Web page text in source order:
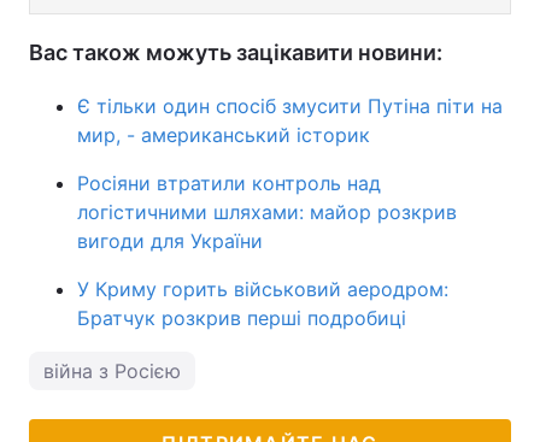
Вас також можуть зацікавити новини:
Є тільки один спосіб змусити Путіна піти на
мир, - американський історик
Росіяни втратили контроль над
логістичними шляхами: майор розкрив
вигоди для України
У Криму горить військовий аеродром:
Братчук розкрив перші подробиці
війна з Росією